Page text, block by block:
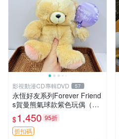
影視動漫CD專輯DVD 57
永恆好友系列Forever Friend
s賀曼熊氣球款紫色玩偶（鼻
子稍有磨損） 中古玩具 氣球
熊 玩偶
$1,450 95折
折扣碼